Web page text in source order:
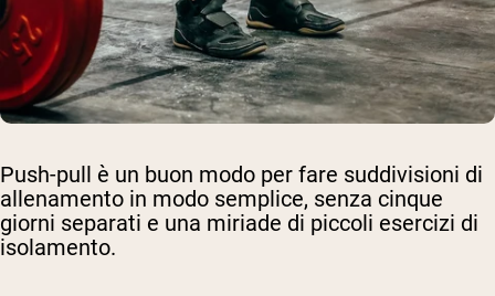
Push-pull è un buon modo per fare suddivisioni di
allenamento in modo semplice, senza cinque
giorni separati e una miriade di piccoli esercizi di
isolamento.